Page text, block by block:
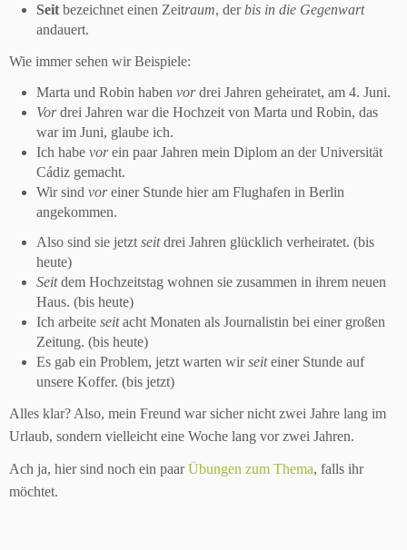
Seit bezeichnet einen Zeitraum, derbis in die Gegenwart
andauert.
Wie immer sehen wir Beispiele:
Marta und Robin haben vordrei Jahren geheiratet, am 4. Juni.
Vordrei Jahren war die Hochzeit von Marta und Robin, das
war im Juni, glaube ich.
Ich habe vorein paar Jahren mein Diplom an der Universität
Cádiz gemacht.
Wir sind voreiner Stunde hier am Flughafen in Berlin
angekommen.
Also sind sie jetzt seitdrei Jahren glücklich verheiratet. (bis
heute)
Seitdem Hochzeitstag wohnen sie zusammen in ihrem neuen
Haus. (bis heute)
Ich arbeite seitacht Monaten als Journalistin bei einer großen
Zeitung. (bis heute)
Es gab ein Problem, jetzt warten wirseiteiner Stunde auf
unsere Koffer. (bis jetzt)
Alles klar? Also, mein Freund war sicher nicht zwei Jahre lang im
Urlaub, sondern vielleicht eine Woche lang vor zwei Jahren.
Ach ja, hier sind noch ein paarÜbungen zum Thema, falls ihr
möchtet.